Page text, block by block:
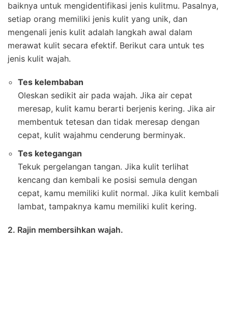
baiknya untuk mengidentifikasi jenis kulitmu. Pasalnya,
setiap orang memiliki jenis kulit yang unik, dan
mengenali jenis kulit adalah langkah awal dalam
merawat kulit secara efektif. Berikut cara untuk tes
jenis kulit wajah.
Tes kelembaban
Oleskan sedikit air pada wajah. Jika air cepat
meresap, kulit kamu berarti berjenis kering. Jika air
membentuk tetesan dan tidak meresap dengan
cepat, kulit wajahmu cenderung berminyak.
Tes ketegangan
Tekuk pergelangan tangan. Jika kulit terlihat
kencang dan kembali ke posisi semula dengan
cepat, kamu memiliki kulit normal. Jika kulit kembali
lambat, tampaknya kamu memiliki kulit kering.
2. Rajin membersihkan wajah.